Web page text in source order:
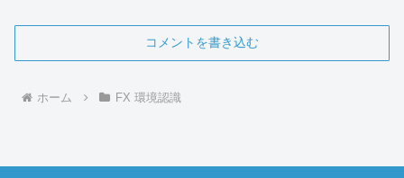
コメントを書き込む
ホーム FX 環境認識